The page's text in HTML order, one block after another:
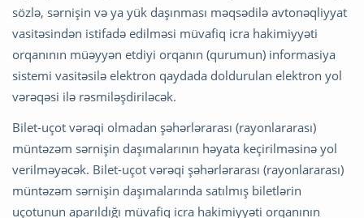
sözlə, sərnişin və ya yük daşınması məqsədilə avtonəqliyyat
vasitəsindən istifadə edilməsi müvafiq icra hakimiyyəti
orqanının müəyyən etdiyi orqanın (qurumun) informasiya
sistemi vasitəsilə elektron qaydada doldurulan elektron yol
vərəqəsi ilə rəsmiləşdiriləcək.
Bilet-uçot vərəqi olmadan şəhərlərarası (rayonlararası)
müntəzəm sərnişin daşımalarının həyata keçirilməsinə yol
verilməyəcək. Bilet-uçot vərəqi şəhərlərarası (rayonlararası)
müntəzəm sərnişin daşımalarında satılmış biletlərin
uçotunun aparıldığı müvafiq icra hakimiyyəti orqanının